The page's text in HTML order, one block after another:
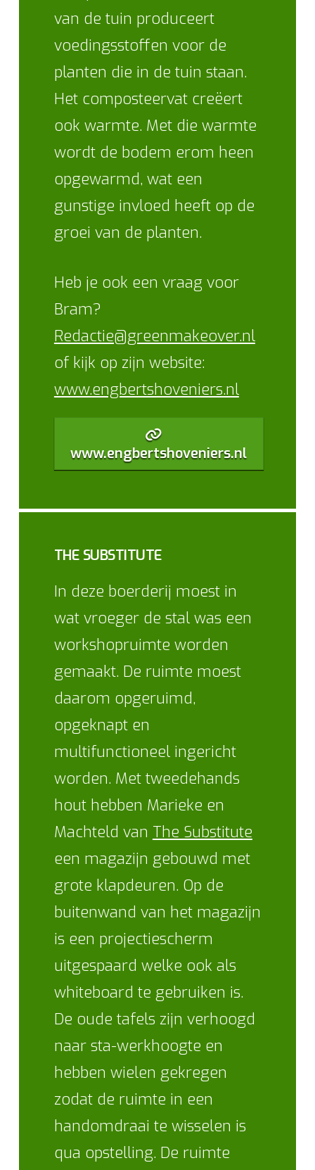
van de tuin produceert
voedingsstoffen voor de
planten die in de tuin staan.
Het composteervat creëert
ook warmte. Met die warmte
wordt de bodem erom heen
opgewarmd, wat een
gunstige invloed heeft op de
groei van de planten.
Heb je ook een vraag voor
Bram?
Redactie@greenmakeover.nl
of kijk op zijn website:
www.engbertshoveniers.nl
www.engbertshoveniers.nl
THE SUBSTITUTE
In deze boerderij moest in
wat vroeger de stal was een
workshopruimte worden
gemaakt. De ruimte moest
daarom opgeruimd,
opgeknapt en
multifunctioneel ingericht
worden. Met tweedehands
hout hebben Marieke en
Machteld van The Substitute
een magazijn gebouwd met
grote klapdeuren. Op de
buitenwand van het magazijn
is een projectiescherm
uitgespaard welke ook als
whiteboard te gebruiken is.
De oude tafels zijn verhoogd
naar sta-werkhoogte en
hebben wielen gekregen
zodat de ruimte in een
handomdraai te wisselen is
qua opstelling. De ruimte